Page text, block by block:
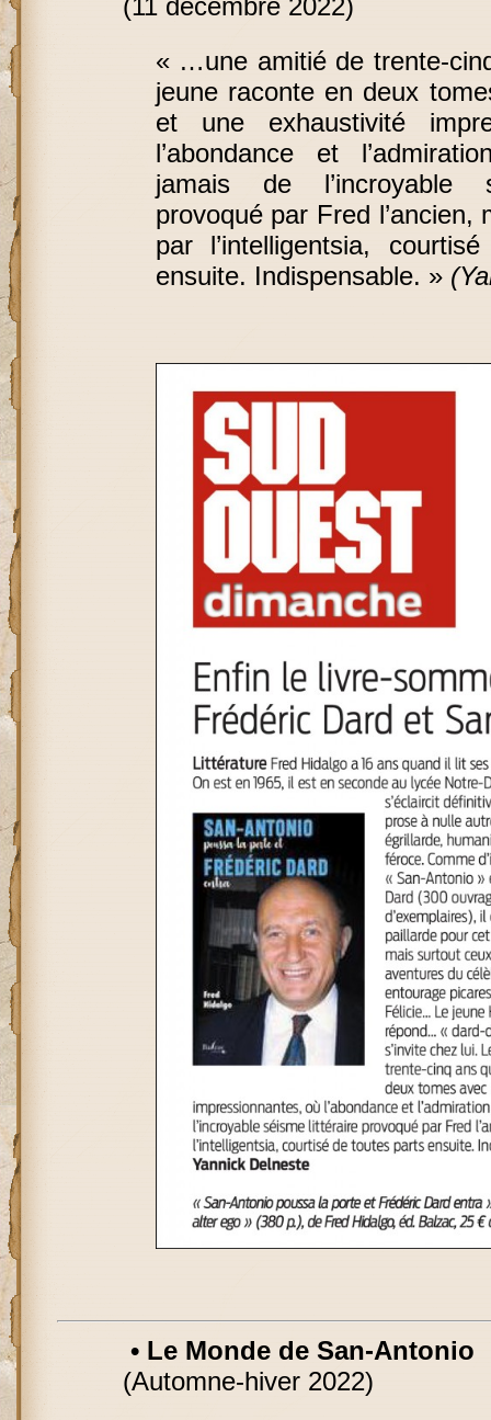
(11 décembre 2022)
« …une amitié de trente-
jeune raconte en deux
et une exhaustivité
l’abondance et
jamais de l’incroyable
provoqué par Fred l’ancien,
par l’intelligentsia,
ensuite. Indispensable. »
• Le Monde de San-Antonio
(Automne-hiver 2022)